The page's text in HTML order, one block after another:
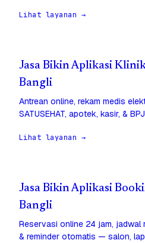
Lihat layanan →
Jasa Bikin Aplikasi
Bangli
Antrean online, rekam medis
SATUSEHAT, apotek, kasir, &
Lihat layanan →
Jasa Bikin Aplikasi
Bangli
Reservasi online 24 jam, jadwal
& reminder otomatis — salon,